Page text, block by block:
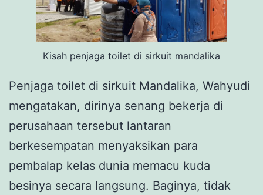
Kisah penjaga toilet di sirkuit mandalika
Penjaga toilet di sirkuit Mandalika, Wahyudi
mengatakan, dirinya senang bekerja di
perusahaan tersebut lantaran
berkesempatan menyaksikan para
pembalap kelas dunia memacu kuda
besinya secara langsung. Baginya, tidak